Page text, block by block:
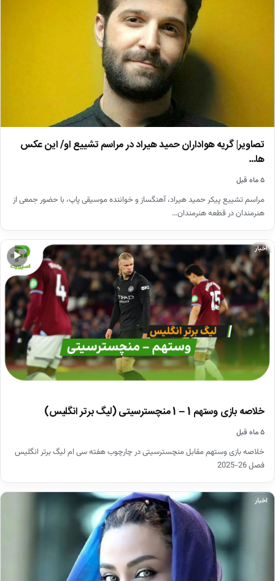
تصاویر| گریه هواداران حمید هیراد در مراسم تشییع او/ این عکس
ها…
۵ ماه قبل
مراسم تشییع پیکر حمید هیراد، آهنگساز و خواننده موسیقی پاپ، با حضور جمعی از
هنرمندان در قطعه هنرمندان…
▶
اخبار
خلاصه بازی وستهم 1 – 1 منچسترسیتی (لیگ برتر انگلیس)
۵ ماه قبل
خلاصه بازی وستهم مقابل منچسترسیتی در چارچوب هفته سی ام لیگ برتر انگلیس
فصل 26-2025
اخبار